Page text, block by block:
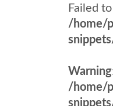
Failed
/home/
Warning
/home/